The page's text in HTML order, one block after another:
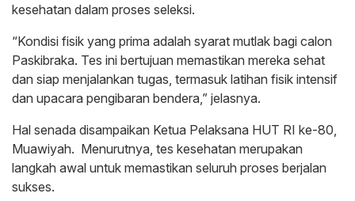
kesehatan dalam proses seleksi.
“Kondisi fisik yang prima adalah syarat mutlak bagi calon
Paskibraka. Tes ini bertujuan memastikan mereka sehat
dan siap menjalankan tugas, termasuk latihan fisik intensif
dan upacara pengibaran bendera,” jelasnya.
Hal senada disampaikan Ketua Pelaksana HUT RI ke-80,
Muawiyah. Menurutnya, tes kesehatan merupakan
langkah awal untuk memastikan seluruh proses berjalan
sukses.